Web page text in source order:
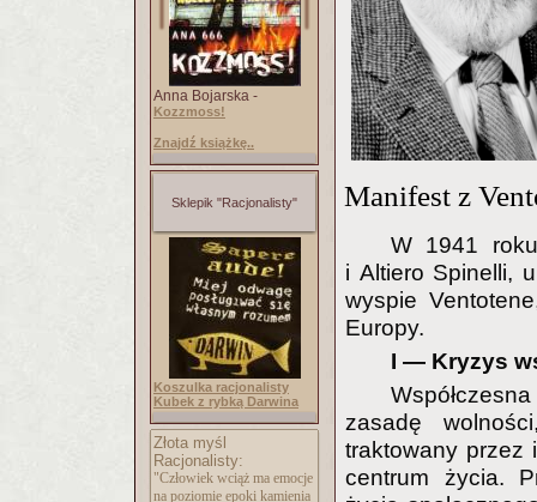
Anna Bojarska -
Kozzmoss!
Znajdź książkę..
Sklepik "Racjonalisty"
Koszulka racjonalisty
Kubek z rybką Darwina
Złota myśl
Racjonalisty:
"Człowiek wciąż ma emocje
na poziomie epoki kamienia
Manifest z
W 1941
i Altiero Spinelli,
wyspie
Europy.
I — Kryzys
zasadę
traktowany przez
centrum życia.